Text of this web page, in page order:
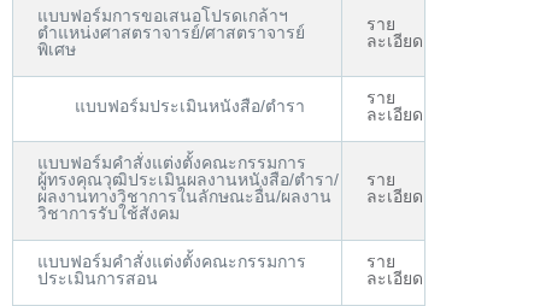
แบบฟอร์มการขอเสนอโปรดเกล้าฯ
ตำแหน่งศาสตราจารย์/ศาสตราจารย์
พิเศษ
ราย
ละเอียด
แบบฟอร์มประเมินหนังสือ/ตำรา
ราย
ละเอียด
แบบฟอร์มคำสั่งแต่งตั้งคณะกรรมการ
ผู้ทรงคุณวุฒิประเมินผลงานหนังสือ/ตำรา/
ผลงานทางวิชาการในลักษณะอื่น/ผลงาน
วิชาการรับใช้สังคม
ราย
ละเอียด
แบบฟอร์มคำสั่งแต่งตั้งคณะกรรมการ
ประเมินการสอน
ราย
ละเอียด